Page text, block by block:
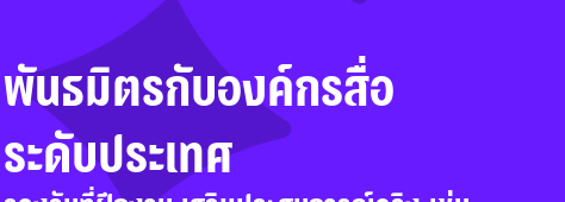
พันธมิตรกับองค์กรสื่อ
ระดับประเทศ